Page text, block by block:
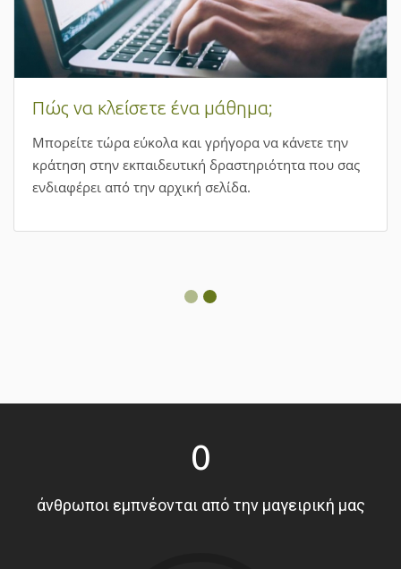
Πώς να κλείσετε ένα μάθημα;
Μπορείτε τώρα εύκολα και γρήγορα να κάνετε την
κράτηση στην εκπαιδευτική δραστηριότητα που σας
ενδιαφέρει από την αρχική σελίδα.
0
άνθρωποι εμπνέονται από την μαγειρική μας